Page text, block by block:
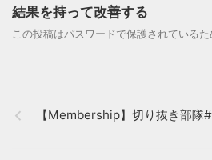
結果を持って改善する
この投稿はパスワードで保護されているた
【Membership】切り抜き部隊